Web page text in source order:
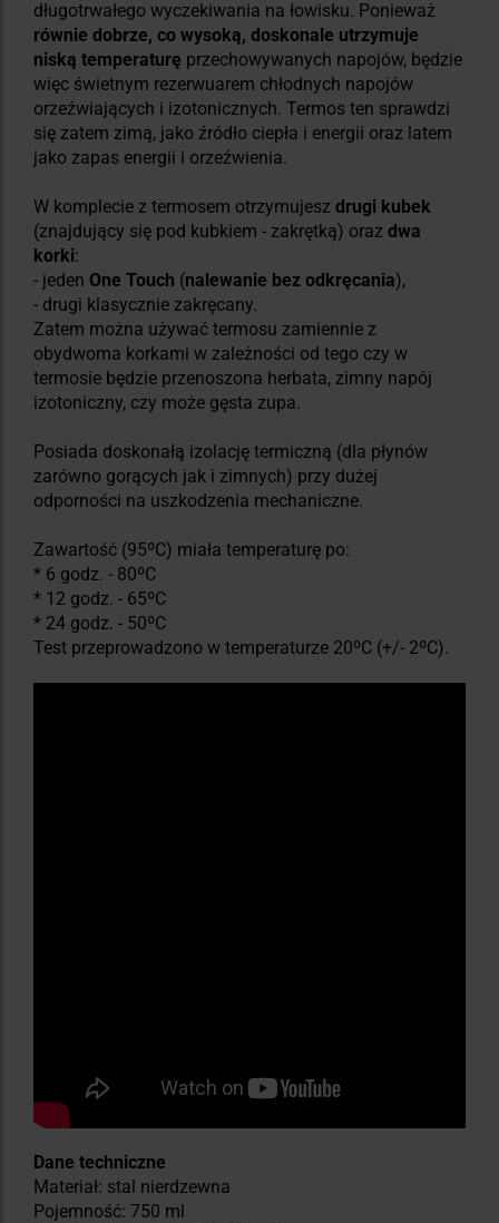
długotrwałego wyczekiwania na łowisku. Ponieważ
równie dobrze, co wysoką, doskonale utrzymuje
niską temperaturę przechowywanych napojów, będzie
więc świetnym rezerwuarem chłodnych napojów
orzeźwiających i izotonicznych. Termos ten sprawdzi
się zatem zimą, jako źródło ciepła i energii oraz latem
jako zapas energii i orzeźwienia.
W komplecie z termosem otrzymujesz drugi kubek
(znajdujący się pod kubkiem - zakrętką) oraz dwa
korki:
- jeden One Touch (nalewanie bez odkręcania),
- drugi klasycznie zakręcany.
Zatem można używać termosu zamiennie z
obydwoma korkami w zależności od tego czy w
termosie będzie przenoszona herbata, zimny napój
izotoniczny, czy może gęsta zupa.
Posiada doskonałą izolację termiczną (dla płynów
zarówno gorących jak i zimnych) przy dużej
odporności na uszkodzenia mechaniczne.
Zawartość (95ºC) miała temperaturę po:
* 6 godz. - 80ºC
* 12 godz. - 65ºC
* 24 godz. - 50ºC
Test przeprowadzono w temperaturze 20ºC (+/- 2ºC).
Dane techniczne
Materiał: stal nierdzewna
Pojemność: 750 ml